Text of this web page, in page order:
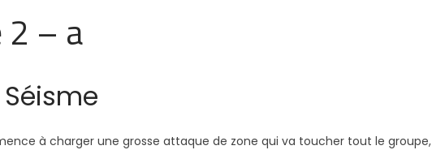
2 – a
à charger une grosse attaque de zone qui va toucher tout le groupe,